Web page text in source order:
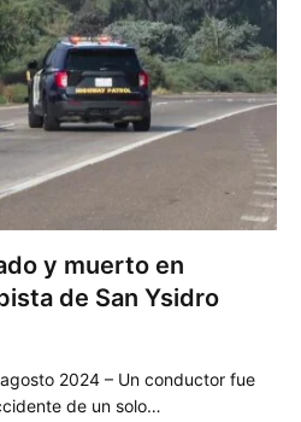
y muerto en
de San Ysidro
2024 – Un conductor fue
de un solo…